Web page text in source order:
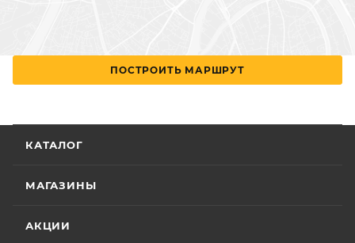
ПОСТРОИТЬ МАРШРУТ
КАТАЛОГ
МАГАЗИНЫ
АКЦИИ